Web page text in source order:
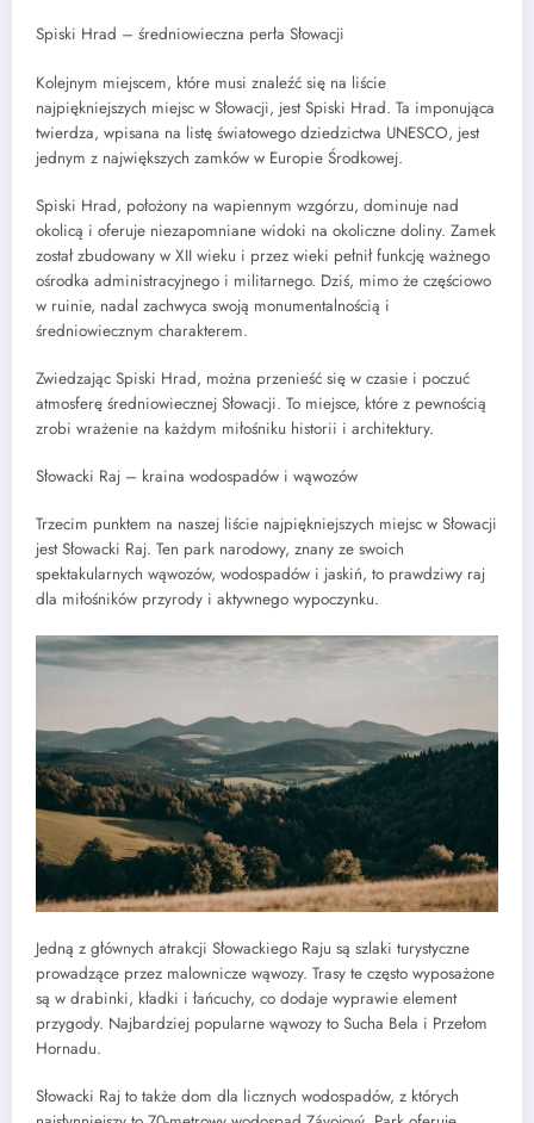
Spiski Hrad – średniowieczna perła Słowacji
Kolejnym miejscem, które musi znaleźć się na liście
najpiękniejszych miejsc w Słowacji, jest Spiski Hrad. Ta imponująca
twierdza, wpisana na listę światowego dziedzictwa UNESCO, jest
jednym z największych zamków w Europie Środkowej.
Spiski Hrad, położony na wapiennym wzgórzu, dominuje nad
okolicą i oferuje niezapomniane widoki na okoliczne doliny. Zamek
został zbudowany w XII wieku i przez wieki pełnił funkcję ważnego
ośrodka administracyjnego i militarnego. Dziś, mimo że częściowo
w ruinie, nadal zachwyca swoją monumentalnością i
średniowiecznym charakterem.
Zwiedzając Spiski Hrad, można przenieść się w czasie i poczuć
atmosferę średniowiecznej Słowacji. To miejsce, które z pewnością
zrobi wrażenie na każdym miłośniku historii i architektury.
Słowacki Raj – kraina wodospadów i wąwozów
Trzecim punktem na naszej liście najpiękniejszych miejsc w Słowacji
jest Słowacki Raj. Ten park narodowy, znany ze swoich
spektakularnych wąwozów, wodospadów i jaskiń, to prawdziwy raj
dla miłośników przyrody i aktywnego wypoczynku.
Jedną z głównych atrakcji Słowackiego Raju są szlaki turystyczne
prowadzące przez malownicze wąwozy. Trasy te często wyposażone
są w drabinki, kładki i łańcuchy, co dodaje wyprawie element
przygody. Najbardziej popularne wąwozy to Sucha Bela i Przełom
Hornadu.
Słowacki Raj to także dom dla licznych wodospadów, z których